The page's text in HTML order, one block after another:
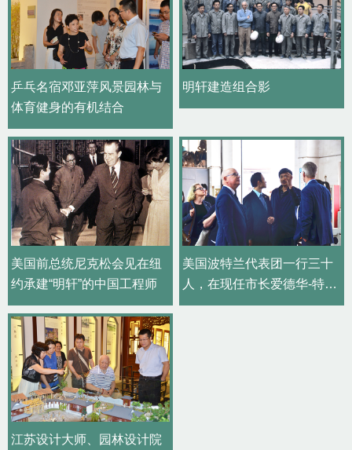
乒乓名宿邓亚萍风景园林与
体育健身的有机结合
明轩建造组合影
美国前总统尼克松会见在纽
约承建“明轩”的中国工程师
美国波特兰代表团一行三十
人，在现任市长爱德华-特维
斯-惠勒带领下，莅临园林股
江苏设计大师、园林设计院